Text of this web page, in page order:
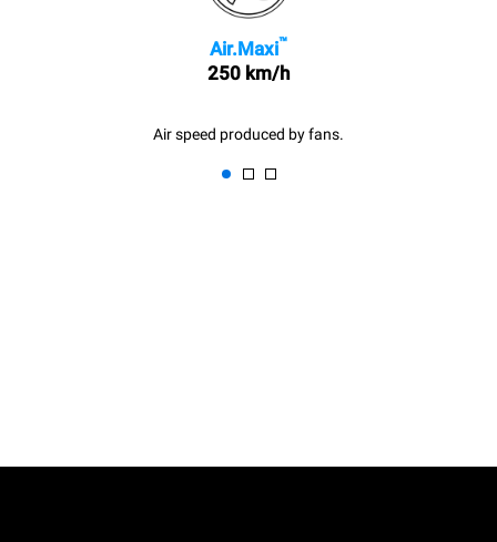
Air.Maxi™
250 km/h
Air speed produced by fans.